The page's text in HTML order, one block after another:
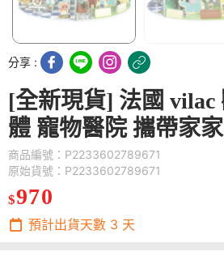
分享 :
[全新現貨] 法國 vilac
體 寵物醫院 攜帶家
商品編號：P2233602789671
原始貨號：P2233602789671
$970
預計出貨天數 3 天